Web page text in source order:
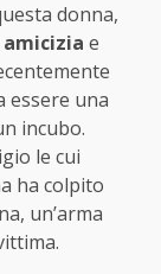
donna,
amicizia e
essere una
incubo.
le cui
ha colpito
un’arma